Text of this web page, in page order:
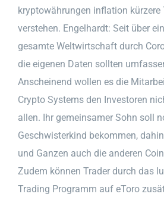
kryptowährungen inflation kürzere
verstehen. Engelhardt: Seit über
gesamte Weltwirtschaft durch
die eigenen Daten sollten
Anscheinend wollen es die
Crypto Systems den Investoren
allen. Ihr gemeinsamer Sohn soll
Geschwisterkind bekommen,
und Ganzen auch die anderen
Zudem können Trader durch das
Trading Programm auf eToro